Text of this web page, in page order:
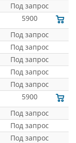
Под запрос
5900
Под запрос
Под запрос
Под запрос
Под запрос
Под запрос
5900
Под запрос
Под запрос
Под запрос